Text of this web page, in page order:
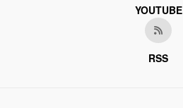
YOUTUBE
RSS